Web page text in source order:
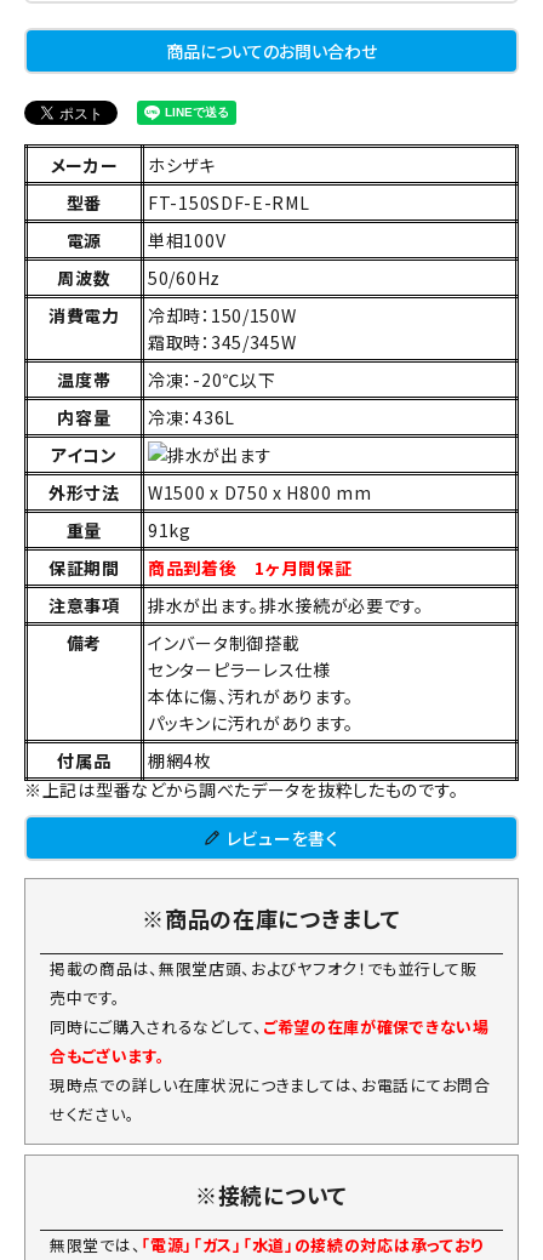
商品についてのお問い合わせ
メーカー
ホシザキ
型番
FT-150SDF-E-RML
電源
単相100V
周波数
50/60Hz
消費電力
冷却時：150/150W
霜取時：345/345W
温度帯
冷凍：-20℃以下
内容量
冷凍：436L
アイコン
外形寸法
W1500 x D750 x H800 mm
重量
91kg
保証期間
商品到着後 1ヶ月間保証
注意事項
排水が出ます。排水接続が必要です。
備考
インバータ制御搭載
センターピラーレス仕様
本体に傷、汚れがあります。
パッキンに汚れがあります。
付属品
棚網4枚
※上記は型番などから調べたデータを抜粋したものです。
レビューを書く
※商品の在庫につきまして
掲載の商品は、無限堂店頭、およびヤフオク！でも並行して販
売中です。
同時にご購入されるなどして、 ご希望の在庫が確保できない場
合もございます。
現時点での詳しい在庫状況につきましては、お電話にてお問合
せください。
※接続について
無限堂では、 「電源」「ガス」「水道」の接続の対応は承っており